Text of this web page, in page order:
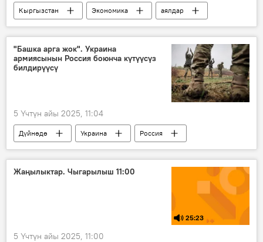
Кыргызстан Экономика
аялдар
эркектер
статистика
"Башка арга жок". Украина
армиясынын Россия боюнча күтүүсүз
билдирүүсү
5 Үчтүн айы 2025, 11:04
Дүйнөдө Украина
Россия
атайын операция
армия
Аскер
качуу
Жаңылыктар. Чыгарылыш 11:00
25:23
5 Үчтүн айы 2025, 11:00